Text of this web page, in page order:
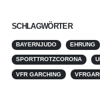
SCHLAGWÖRTER
BAYERNJUDO EHRUNG
SPORTTROTZCORONA
VFR GARCHING